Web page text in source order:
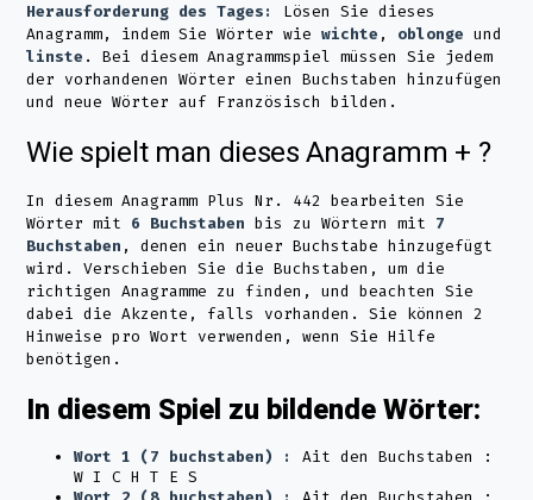
Herausforderung des Tages:
Lösen Sie dieses
Anagramm, indem Sie Wörter wiewichte , oblonge und
linste . Bei diesem Anagrammspiel müssen Sie jedem
der vorhandenen Wörter einen Buchstaben hinzufügen
und neue Wörter auf Französisch bilden.
Wie spielt man dieses Anagramm + ?
In diesem Anagramm Plus Nr. 442 bearbeiten Sie
Wörter mit 6 Buchstaben bis zu Wörtern mit 7
Buchstaben , denen ein neuer Buchstabe hinzugefügt
wird. Verschieben Sie die Buchstaben, um die
richtigen Anagramme zu finden, und beachten Sie
dabei die Akzente, falls vorhanden. Sie können 2
Hinweise pro Wort verwenden, wenn Sie Hilfe
benötigen.
In diesem Spiel zu bildende Wörter:
Wort 1 (7 buchstaben) :
Ait den Buchstaben :
W I C H T E S